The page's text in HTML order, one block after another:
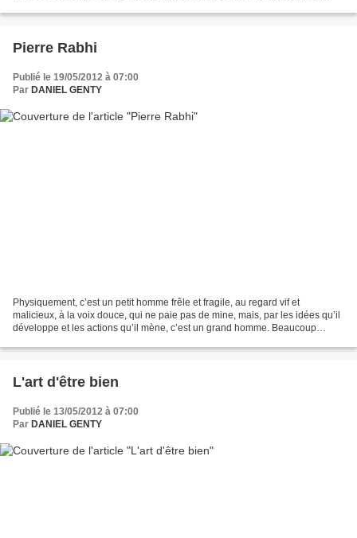
Pierre Rabhi
Publié le 19/05/2012 à 07:00
Par DANIEL GENTY
Physiquement, c’est un petit homme frêle et fragile, au regard vif et
malicieux, à la voix douce, qui ne paie pas de mine, mais, par les idées qu’il
développe et les actions qu’il mène, c’est un grand homme. Beaucoup
L'art d'être bien
Publié le 13/05/2012 à 07:00
Par DANIEL GENTY